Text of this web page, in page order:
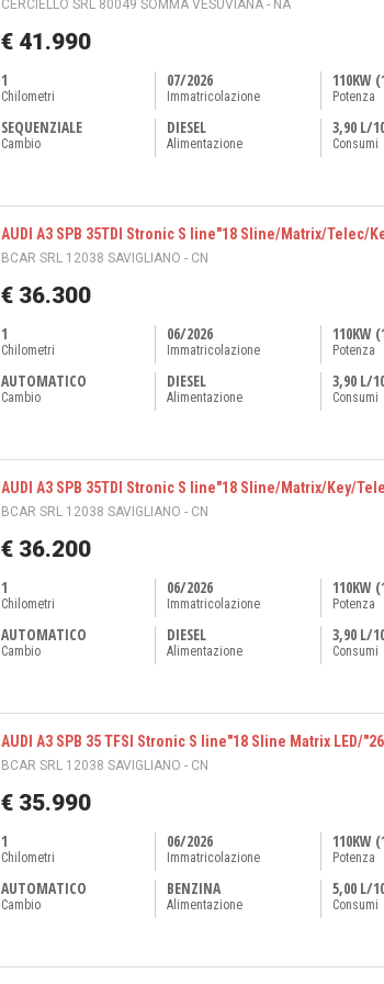
CERCIELLO SRL 80049 SOMMA VESUVIANA - NA
€ 41.990
1
Chilometri
07/2026
Immatricolazione
110KW
Potenza
SEQUENZIALE
Cambio
DIESEL
Alimentazione
3,90 L/
Consumi
AUDI A3 SPB 35TDI Stronic S line"18 Sline/Matrix/Telec/
BCAR SRL 12038 SAVIGLIANO - CN
€ 36.300
1
Chilometri
06/2026
Immatricolazione
110KW
Potenza
AUTOMATICO
Cambio
DIESEL
Alimentazione
3,90 L/
Consumi
AUDI A3 SPB 35TDI Stronic S line"18 Sline/Matrix/Key/
BCAR SRL 12038 SAVIGLIANO - CN
€ 36.200
1
Chilometri
06/2026
Immatricolazione
110KW
Potenza
AUTOMATICO
Cambio
DIESEL
Alimentazione
3,90 L/
Consumi
AUDI A3 SPB 35 TFSI Stronic S line"18 Sline Matrix LED/"26
BCAR SRL 12038 SAVIGLIANO - CN
€ 35.990
1
Chilometri
06/2026
Immatricolazione
110KW
Potenza
AUTOMATICO
Cambio
BENZINA
Alimentazione
5,00 L/
Consumi